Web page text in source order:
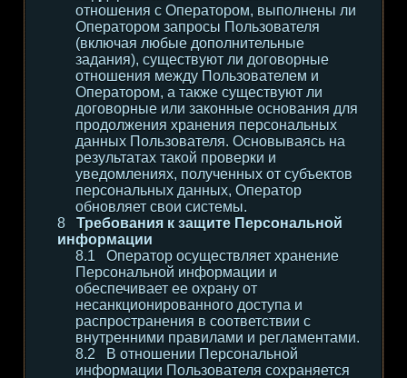
отношения с Оператором, выполнены ли
Оператором запросы Пользователя
(включая любые дополнительные
задания), существуют ли договорные
отношения между Пользователем и
Оператором, а также существуют ли
договорные или законные основания для
продолжения хранения персональных
данных Пользователя. Основываясь на
результатах такой проверки и
уведомлениях, полученных от субъектов
персональных данных, Оператор
обновляет свои системы.
Требования к защите Персональной
информации
Оператор осуществляет хранение
Персональной информации и
обеспечивает ее охрану от
несанкционированного доступа и
распространения в соответствии с
внутренними правилами и регламентами.
В отношении Персональной
информации Пользователя сохраняется